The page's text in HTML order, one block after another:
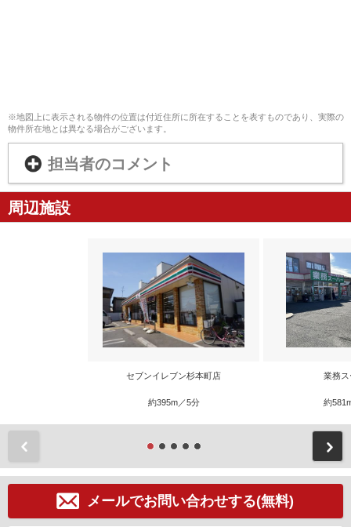
※地図上に表示される物件の位置は付近住所に所在することを表すものであり、実際の
物件所在地とは異なる場合がございます。
担当者のコメント
周辺施設
セブンイレブン杉本町店
約395m／5分
業務ス
約
メールでお問い合わせする(無料)